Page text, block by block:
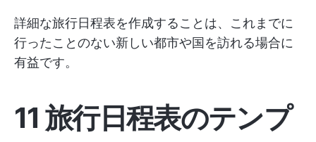
詳細な旅行日程表を作成することは、これまでに
行ったことのない新しい都市や国を訪れる場合に
有益です。
11 旅行日程表のテンプ